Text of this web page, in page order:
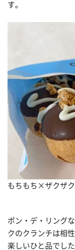
す。
もちもち×ザクザ
ポン・デ・リング
クのクランチは相
楽しいひと品でした